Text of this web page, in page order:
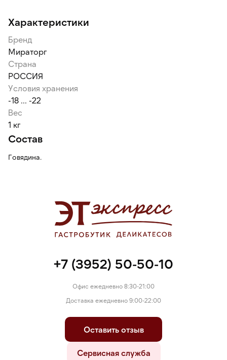
Характеристики
Бренд
Мираторг
Страна
РОССИЯ
Условия хранения
-18 ... -22
Вес
1 кг
Состав
Говядина.
+7 (3952) 50-50-10
Офис ежедневно 8:30-21:00
Доставка ежедневно 9:00-22:00
Оставить отзыв
Сервисная служба